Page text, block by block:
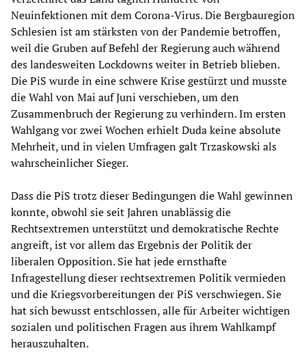
Neuinfektionen mit dem Corona-Virus. Die Bergbauregion
Schlesien ist am stärksten von der Pandemie betroffen,
weil die Gruben auf Befehl der Regierung auch während
des landesweiten Lockdowns weiter in Betrieb blieben.
Die PiS wurde in eine schwere Krise gestürzt und musste
die Wahl von Mai auf Juni verschieben, um den
Zusammenbruch der Regierung zu verhindern. Im ersten
Wahlgang vor zwei Wochen erhielt Duda keine absolute
Mehrheit, und in vielen Umfragen galt Trzaskowski als
wahrscheinlicher Sieger.
Dass die PiS trotz dieser Bedingungen die Wahl gewinnen
konnte, obwohl sie seit Jahren unablässig die
Rechtsextremen unterstützt und demokratische Rechte
angreift, ist vor allem das Ergebnis der Politik der
liberalen Opposition. Sie hat jede ernsthafte
Infragestellung dieser rechtsextremen Politik vermieden
und die Kriegsvorbereitungen der PiS verschwiegen. Sie
hat sich bewusst entschlossen, alle für Arbeiter wichtigen
sozialen und politischen Fragen aus ihrem Wahlkampf
herauszuhalten.